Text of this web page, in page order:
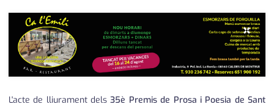
urbanisme
editorial ×
L'acte de lliurament dels35è Premis de Prosa i Poesia de Sant